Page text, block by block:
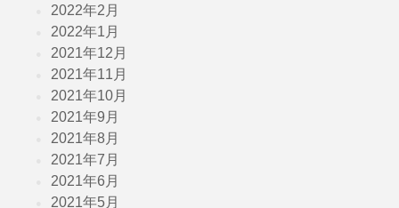
2022年2月
2022年1月
2021年12月
2021年11月
2021年10月
2021年9月
2021年8月
2021年7月
2021年6月
2021年5月